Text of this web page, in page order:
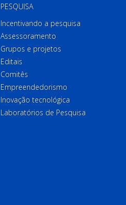
PESQUISA
Incentivando a pesquisa
Assessoramento
Grupos e projetos
Editais
Comitês
Empreendedorismo
Inovação tecnológica
Laboratórios de Pesquisa